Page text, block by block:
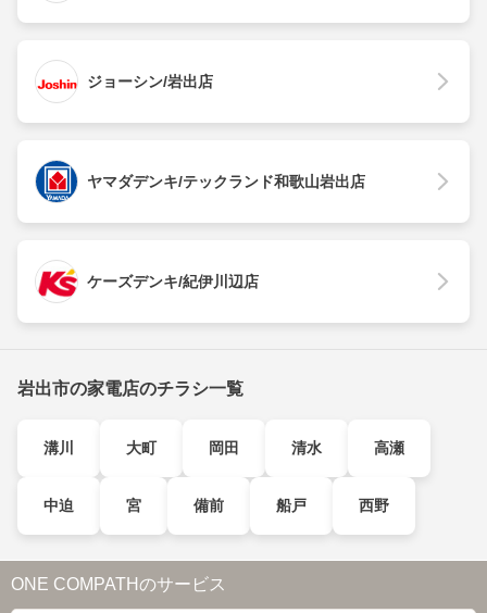
ジョーシン/岩出店
ヤマダデンキ/テックランド和歌山岩出店
ケーズデンキ/紀伊川辺店
岩出市の家電店のチラシ一覧
溝川 大町 岡田 清水 高瀬
中迫 宮 備前 船戸 西野
ONE COMPATHのサービス